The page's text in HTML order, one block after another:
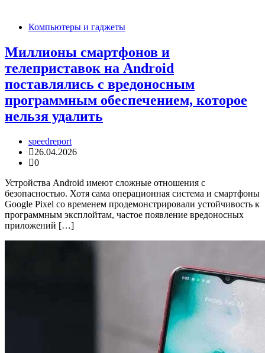
Компьютеры и гаджеты
Миллионы смартфонов и
телеприставок на Android
поставлялись с вредоносным
программным обеспечением, которое
нельзя удалить
speedreport
26.04.2026
0
Устройства Android имеют сложные отношения с
безопасностью. Хотя сама операционная система и смартфоны
Google Pixel со временем продемонстрировали устойчивость к
программным эксплойтам, частое появление вредоносных
приложений […]